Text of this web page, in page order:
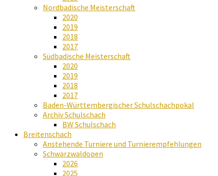
Nordbadische Meisterschaft
2020
2019
2018
2017
Südbadische Meisterschaft
2020
2019
2018
2017
Baden-Württembergischer Schulschachpokal
Archiv Schulschach
BW Schulschach
Breitenschach
Anstehende Turniere und Turnierempfehlungen
Schwarzwaldopen
2026
2025